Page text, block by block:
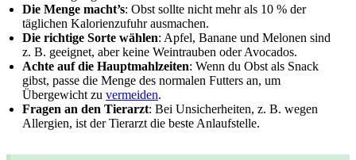
Die Menge macht’s: Obst sollte nicht mehr als 10 % der
täglichen Kalorienzufuhr ausmachen.
Die richtige Sorte wählen: Apfel, Banane und Melonen sind
z. B. geeignet, aber keine Weintrauben oder Avocados.
Achte auf die Hauptmahlzeiten: Wenn du Obst als Snack
gibst, passe die Menge des normalen Futters an, um
Übergewicht zu vermeiden.
Fragen an den Tierarzt: Bei Unsicherheiten, z. B. wegen
Allergien, ist der Tierarzt die beste Anlaufstelle.